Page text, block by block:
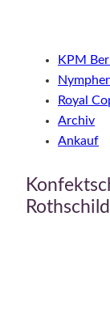
KPM
Royal
Archiv
Ankauf
Rothschild